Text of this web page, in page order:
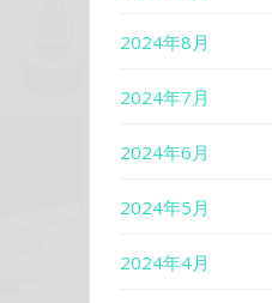
2024年8月
2024年7月
2024年6月
2024年5月
2024年4月